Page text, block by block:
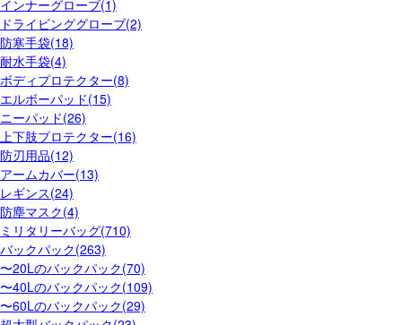
インナーグローブ(1)
ドライビンググローブ(2)
防寒手袋(18)
耐水手袋(4)
ボディプロテクター(8)
エルボーパッド(15)
ニーパッド(26)
上下肢プロテクター(16)
防刃用品(12)
アームカバー(13)
レギンス(24)
防塵マスク(4)
ミリタリーバッグ(710)
バックパック(263)
〜20Lのバックパック(70)
〜40Lのバックパック(109)
〜60Lのバックパック(29)